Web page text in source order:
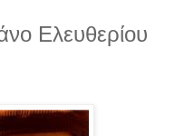
Ελευθερίου